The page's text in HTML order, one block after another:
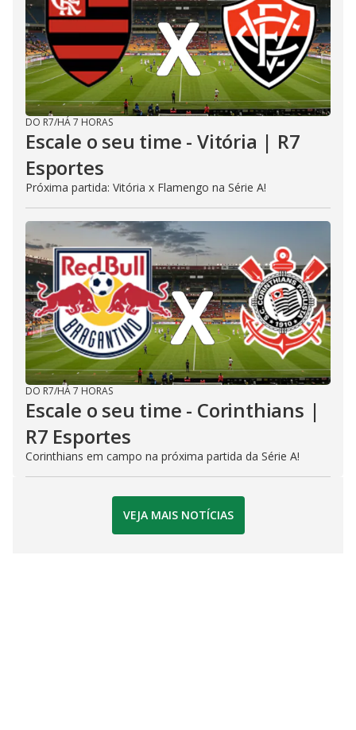
DO R7/HÁ 7 HORAS
Escale o seu time - Vitória | R7
Esportes
Próxima partida: Vitória x Flamengo na Série A!
DO R7/HÁ 7 HORAS
Escale o seu time - Corinthians |
R7 Esportes
Corinthians em campo na próxima partida da Série A!
VEJA MAIS NOTÍCIAS